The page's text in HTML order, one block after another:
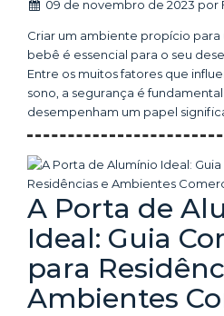
09 de novembro de 2023 por
Criar um ambiente propício
bebê é essencial para o seu
Entre os muitos fatores que
sono, a segurança é
desempenham um papel
A Porta de
Ideal: Guia
para
Ambientes